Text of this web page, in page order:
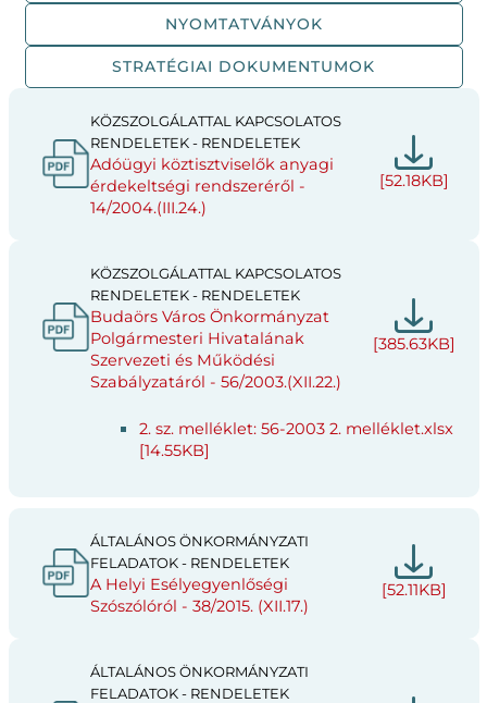
NYOMTATVÁNYOK
STRATÉGIAI DOKUMENTUMOK
KÖZSZOLGÁLATTAL KAPCSOLATOS
RENDELETEK - RENDELETEK
Adóügyi köztisztviselők anyagi
érdekeltségi rendszeréről -
14/2004.(III.24.)
[52.18KB]
KÖZSZOLGÁLATTAL KAPCSOLATOS
RENDELETEK - RENDELETEK
Budaörs Város Önkormányzat
Polgármesteri Hivatalának
Szervezeti és Működési
Szabályzatáról - 56/2003.(XII.22.)
[385.63KB]
2. sz. melléklet: 56-2003 2. melléklet.xlsx
[14.55KB]
ÁLTALÁNOS ÖNKORMÁNYZATI
FELADATOK - RENDELETEK
A Helyi Esélyegyenlőségi
Szószólóról - 38/2015. (XII.17.)
[52.11KB]
ÁLTALÁNOS ÖNKORMÁNYZATI
FELADATOK - RENDELETEK